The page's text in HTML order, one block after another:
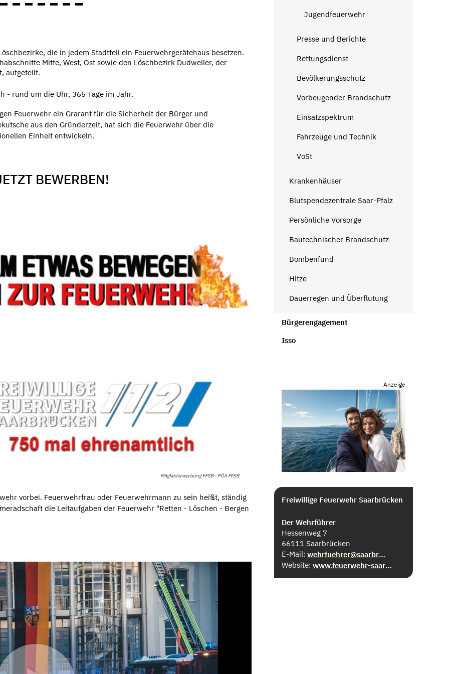
die in jedem Stadtteil ein Feuerwehrgerätehaus besetzen.
Mitte, West, Ost sowie den Löschbezirk Dudweiler, der
aufgeteilt.
- rund um die Uhr, 365 Tage im Jahr.
Feuerwehr ein Grarant für die Sicherheit der Bürger und
aus den Gründerzeit, hat sich die Feuerwehr über die
Einheit entwickeln.
BEWERBEN!
Mitgliederwerbung FFSB - PÖA FFSB
vorbei. Feuerwehrfrau oder Feuerwehrmann zu sein heißt, ständig
die Leitaufgaben der Feuerwehr "Retten - Löschen - Bergen
Jugendfeuerwehr
Presse und Berichte
Rettungsdienst
Bevölkerungsschutz
Vorbeugender Brandschutz
Einsatzspektrum
Fahrzeuge und Technik
VoSt
Krankenhäuser
Blutspendezentrale Saar-Pfalz
Persönliche Vorsorge
Bautechnischer Brandschutz
Bombenfund
Hitze
Dauerregen und Überflutung
Bürgerengagement
Isso
Anzeige
Freiwillige Feuerwehr Saarbrücken
Der Wehrführer
Hessenweg 7
66111 Saarbrücken
E-Mail:
wehrfuehrer@saarbruecken.de
Website:
www.feuerwehr-saarbruecken.de